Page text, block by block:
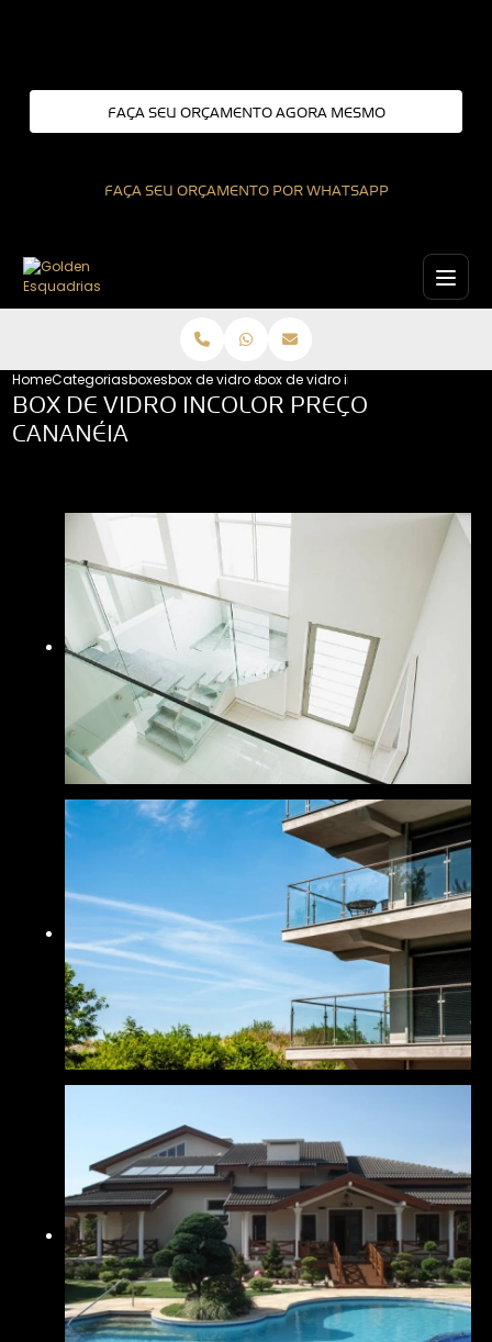
FAÇA SEU ORÇAMENTO AGORA MESMO
FAÇA SEU ORÇAMENTO POR WHATSAPP
HomeCategoriasboxesbox de vidro em lbox de vidro incolor preco
BOX DE VIDRO INCOLOR PREÇO
CANANÉIA